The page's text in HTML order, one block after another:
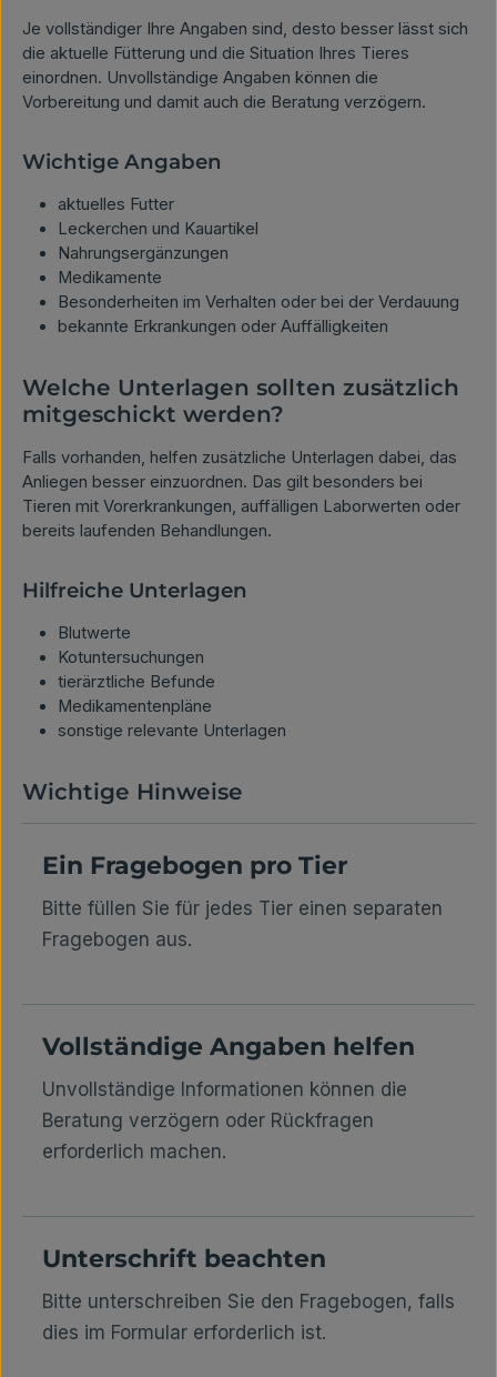
Je vollständiger Ihre Angaben sind, desto besser lässt sich
die aktuelle Fütterung und die Situation Ihres Tieres
einordnen. Unvollständige Angaben können die
Vorbereitung und damit auch die Beratung verzögern.
Wichtige Angaben
aktuelles Futter
Leckerchen und Kauartikel
Nahrungsergänzungen
Medikamente
Besonderheiten im Verhalten oder bei der Verdauung
bekannte Erkrankungen oder Auffälligkeiten
Welche Unterlagen sollten zusätzlich
mitgeschickt werden?
Falls vorhanden, helfen zusätzliche Unterlagen dabei, das
Anliegen besser einzuordnen. Das gilt besonders bei
Tieren mit Vorerkrankungen, auffälligen Laborwerten oder
bereits laufenden Behandlungen.
Hilfreiche Unterlagen
Blutwerte
Kotuntersuchungen
tierärztliche Befunde
Medikamentenpläne
sonstige relevante Unterlagen
Wichtige Hinweise
Ein Fragebogen pro Tier
Bitte füllen Sie für jedes Tier einen separaten
Fragebogen aus.
Vollständige Angaben helfen
Unvollständige Informationen können die
Beratung verzögern oder Rückfragen
erforderlich machen.
Unterschrift beachten
Bitte unterschreiben Sie den Fragebogen, falls
dies im Formular erforderlich ist.